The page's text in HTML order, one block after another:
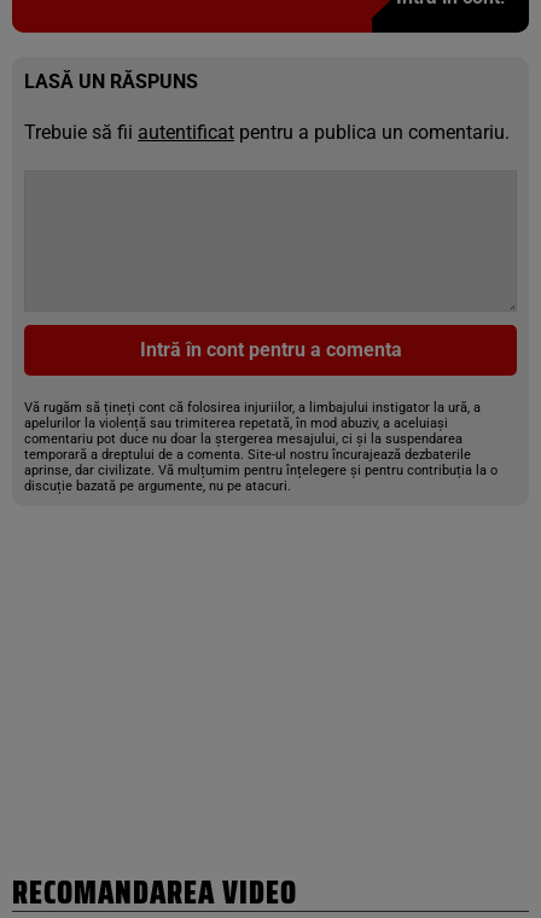
LASĂ UN RĂSPUNS
Trebuie să fii autentificat pentru a publica un comentariu.
Intră în cont pentru a comenta
Vă rugăm să țineți cont că folosirea injuriilor, a limbajului instigator la ură, a
apelurilor la violență sau trimiterea repetată, în mod abuziv, a aceluiași
comentariu pot duce nu doar la ștergerea mesajului, ci și la suspendarea
temporară a dreptului de a comenta. Site-ul nostru încurajează dezbaterile
aprinse, dar civilizate. Vă mulțumim pentru înțelegere și pentru contribuția la o
discuție bazată pe argumente, nu pe atacuri.
RECOMANDAREA VIDEO